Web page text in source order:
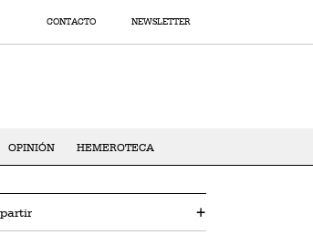
CONTACTO NEWSLETTER
OPINIÓN HEMEROTECA
+